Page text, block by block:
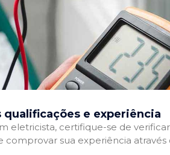
qualificações e experiência
eletricista, certifique-se de
comprovar sua experiência